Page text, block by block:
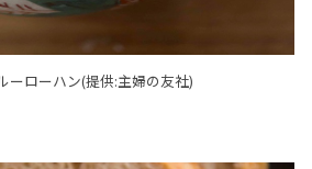
ーローハン(提供:主婦の友社)